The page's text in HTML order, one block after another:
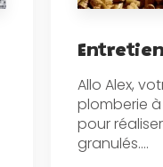
Allo Alex,
plomberie
pour
granulés....